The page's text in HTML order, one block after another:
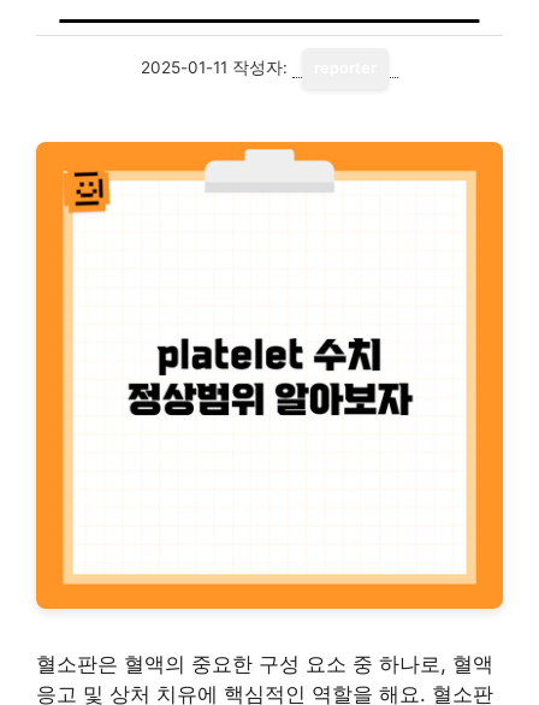
2025-01-11 작성자:
혈소판은 혈액의 중요한 구성 요소 중 하나로, 혈액
응고 및 상처 치유에 핵심적인 역할을 해요. 혈소판